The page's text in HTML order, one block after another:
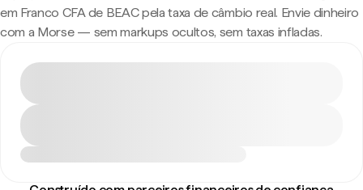
em Franco CFA de BEAC pela taxa de câmbio real. Envie dinheiro
com a Morse — sem markups ocultos, sem taxas infladas.